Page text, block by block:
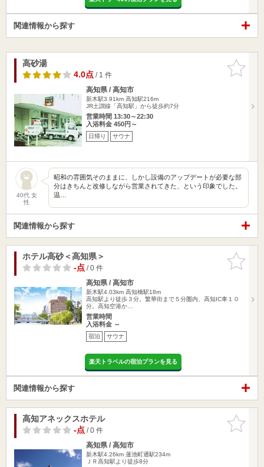
関連情報から探す
お気に入
りに追加
高砂湯
4.0点/ 1 件
高知県 / 高知市
新木駅3.91km 高知駅216m
JR土讃線「高知駅」から徒歩約7分
営業時間 13:30～22:30
入浴料金 450円～
日帰り サウナ
40代 女
性
昭和の雰囲気そのままに、しかし設備のアップデートが必要な部
分はきちんと改修しながら営業されてきた、という印象でした。
温…
関連情報から探す
お気に入
りに追加
ホテル高砂＜高知県＞
-点/ 0 件
高知県 / 高知市
新木駅4.03km 高知橋駅18m
高知駅より徒歩３分。繁華街まで５分圏内、高知IC車１０
分。高知空港か…
営業時間
入浴料金 ～
宿泊 サウナ
楽天トラベルの宿泊プランを見る
関連情報から探す
お気に入
りに追加
高知アネックスホテル
-点/ 0 件
高知県 / 高知市
新木駅4.26km 蓮池町通駅234m
ＪＲ高知駅より徒歩8分